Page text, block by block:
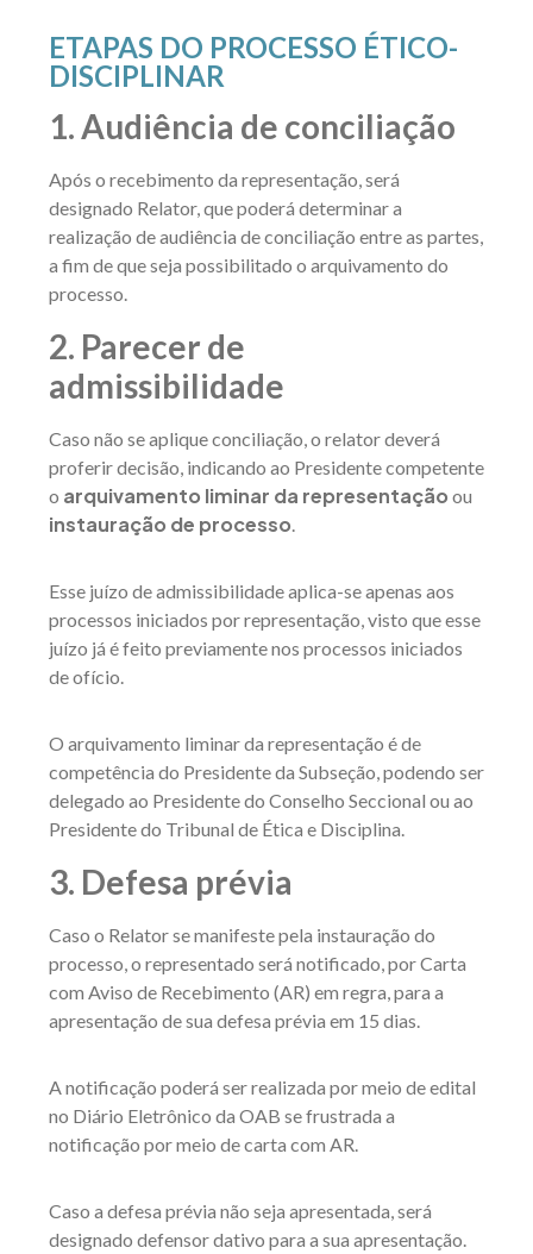
ETAPAS DO PROCESSO ÉTICO-
DISCIPLINAR
1. Audiência de conciliação
Após o recebimento da representação, será
designado Relator, que poderá determinar a
realização de audiência de conciliação entre as partes,
a fim de que seja possibilitado o arquivamento do
processo.
2. Parecer de
admissibilidade
Caso não se aplique conciliação, o relator deverá
proferir decisão, indicando ao Presidente competente
o arquivamento liminar da representação ou
instauração de processo
Esse juízo de admissibilidade aplica-se apenas aos
processos iniciados por representação, visto que esse
juízo já é feito previamente nos processos iniciados
de ofício.
O arquivamento liminar da representação é de
competência do Presidente da Subseção, podendo ser
delegado ao Presidente do Conselho Seccional ou ao
Presidente do Tribunal de Ética e Disciplina.
3. Defesa prévia
Caso o Relator se manifeste pela instauração do
processo, o representado será notificado, por Carta
com Aviso de Recebimento (AR) em regra, para a
apresentação de sua defesa prévia em 15 dias.
A notificação poderá ser realizada por meio de edital
no Diário Eletrônico da OAB se frustrada a
notificação por meio de carta com AR.
Caso a defesa prévia não seja apresentada, será
designado defensor dativo para a sua apresentação.